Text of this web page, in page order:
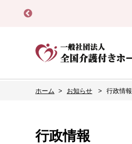
ホーム お知らせ 行政情報
行政情報